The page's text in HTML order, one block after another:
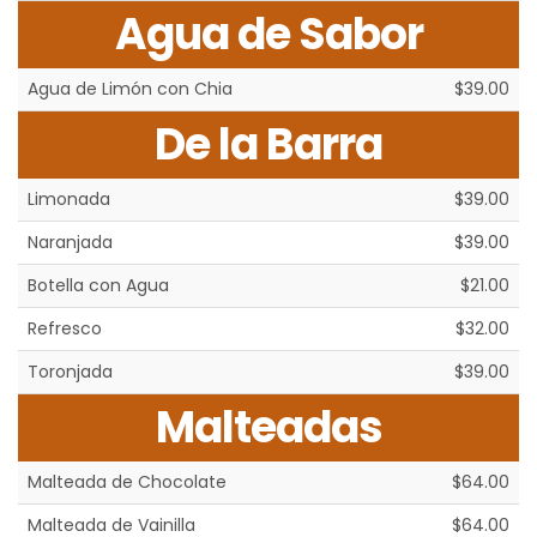
Agua de Sabor
Agua de Limón con Chia $39.00
De la Barra
Limonada
$39.00
Naranjada
$39.00
Botella con Agua
$21.00
Refresco
$32.00
Toronjada
$39.00
Malteadas
Malteada de Chocolate
$64.00
Malteada de Vainilla
$64.00